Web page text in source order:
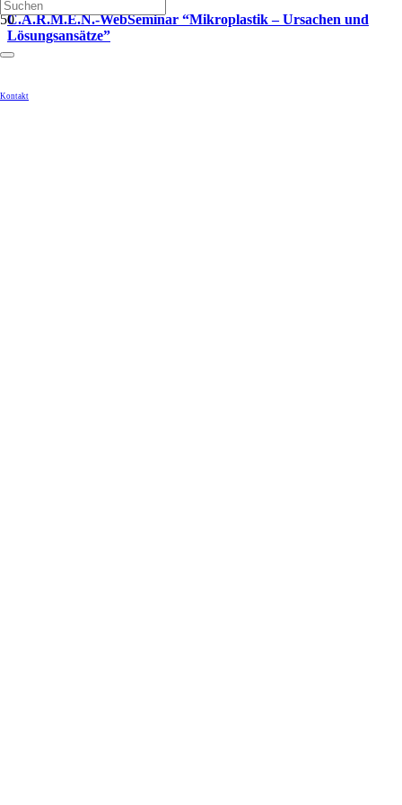
Kontakt
C.A.R.M.E.N.-WebSeminar “Mikroplastik – Ursachen und
Lösungsansätze”